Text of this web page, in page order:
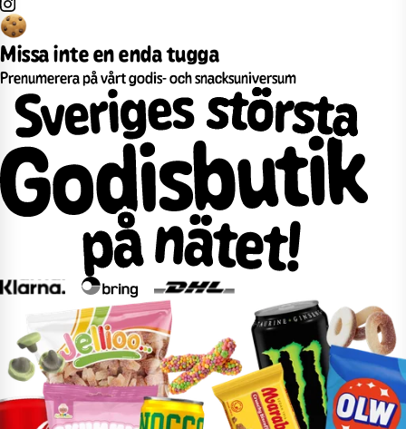
Missa inte en enda tugga
Prenumerera på vårt godis- och snacksuniversum